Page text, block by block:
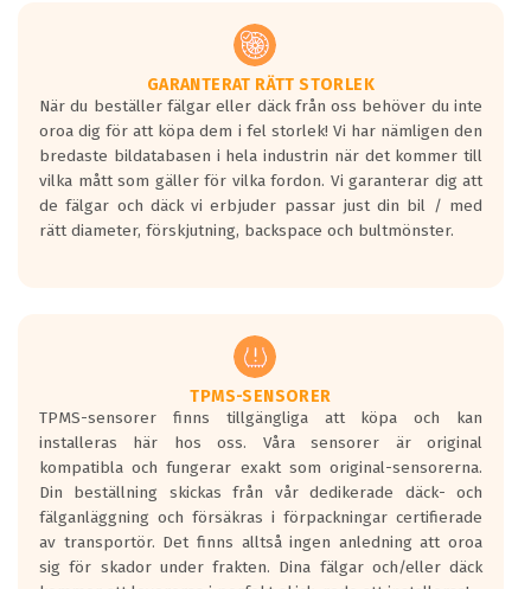
Vid körning i över 50km/h brukar
rullmotståndets ljud överträffa
motorljudet.
På däckmärkningen kommer det finnas
en symbol av ett däck med vågar. Hög
bullernivå markeras med svarta vågor
medans de vita vågorna påvisar om det är
ett tyst däck.
regelverket som introduceras år 2016.
Ett däck med två svarta vågor är redan
godkända för år 2016 nya regelverk.
Ett däck med en svart våg kommer vara
minst tre decibel tystare än det
regelverk som börjar gälla 2016.
GARANTERAT RÄTT STORLEK
När du beställer fälgar eller däck från oss behöver du inte
oroa dig för att köpa dem i fel storlek! Vi har nämligen den
bredaste bildatabasen i hela industrin när det kommer till
vilka mått som gäller för vilka fordon. Vi garanterar dig att
de fälgar och däck vi erbjuder passar just din bil / med
rätt diameter, förskjutning, backspace och bultmönster.
TPMS-SENSORER
TPMS-sensorer finns tillgängliga att köpa och kan
installeras här hos oss. Våra sensorer är original
kompatibla och fungerar exakt som original-sensorerna.
Din beställning skickas från vår dedikerade däck- och
fälganläggning och försäkras i förpackningar certifierade
av transportör. Det finns alltså ingen anledning att oroa
sig för skador under frakten. Dina fälgar och/eller däck